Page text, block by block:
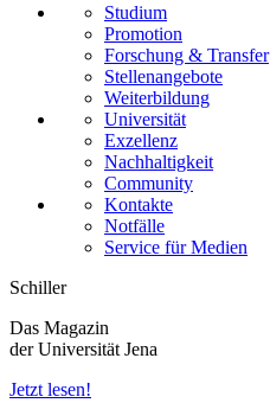
Studium
Promotion
Forschung & Transfer
Stellenangebote
Weiterbildung
Universität
Exzellenz
Nachhaltigkeit
Community
Kontakte
Notfälle
Service für Medien
Schiller
Das Magazin
der Universität Jena
Jetzt lesen!